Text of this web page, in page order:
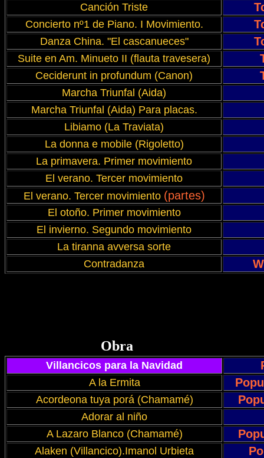
Canción Triste
Concierto nº1 de Piano. I Movimiento.
Danza China. "El cascanueces"
Suite en Am. Minueto II (flauta travesera)
Ceciderunt in profundum (Canon)
Marcha Triunfal (Aida)
Marcha Triunfal (Aida) Para placas.
Libiamo (La Traviata)
La donna e mobile (Rigoletto)
La primavera. Primer movimiento
El verano. Tercer movimiento
El verano. Tercer movimiento (partes)
El otoño. Primer movimiento
El invierno. Segundo movimiento
La tiranna avversa sorte
Contradanza
Obra
Villancicos para la Navidad
A la Ermita
Acordeona tuya porá (Chamamé)
Adorar al niño
A Lazaro Blanco (Chamamé)
Alaken (Villancico).Imanol Urbieta